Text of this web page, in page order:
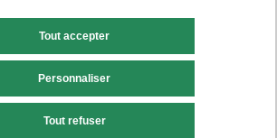
Tout accepter
Tout refuser
Personnaliser
Contact